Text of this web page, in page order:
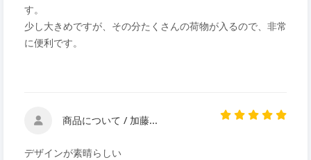
す。
少し大きめですが、その分たくさんの荷物が入るので、非常
に便利です。
商品について / 加藤...
デザインが素晴らしい